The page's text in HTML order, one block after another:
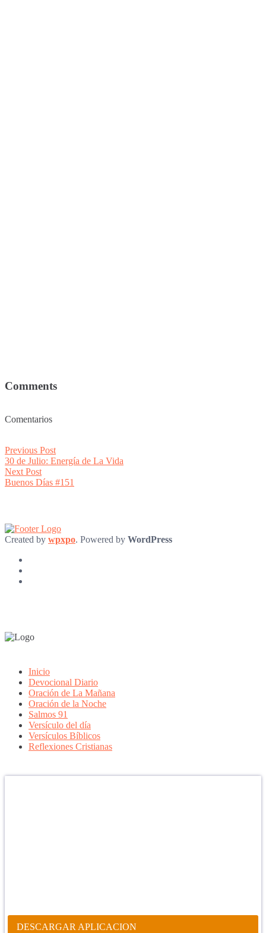
Comments
Comentarios
Post
navigation
Previous PostPrevious
post:
30 de Julio: Energía de La Vida
Next PostNext
post:
Buenos Días #151
Created by wpxpo. Powered by WordPress
Inicio
Devocional Diario
Oración de La Mañana
Oración de la Noche
Salmos 91
Versículo del día
Versículos Bíblicos
Reflexiones Cristianas
DESCARGAR APLICACION